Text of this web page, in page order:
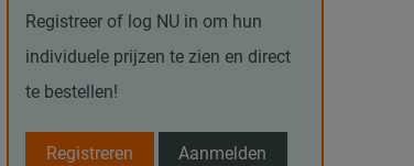
Registreer of log NU in om hun
individuele prijzen te zien en direct
te bestellen!
Registreren Aanmelden